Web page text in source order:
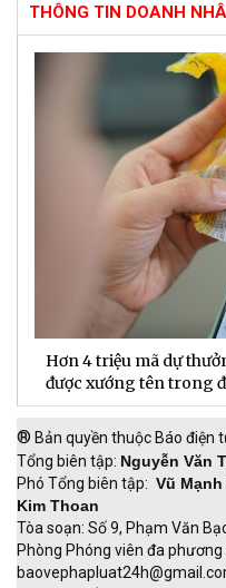
THÔNG TIN DOANH
Hơn 4 triệu mã dự
được xướng tên trong
® Bản quyền thuộc Báo điện
Tổng biên tập: Nguyễn Văn
Phó Tổng biên tập: Vũ
Kim Thoan
Tòa soạn: Số 9, Phạm Văn
Phòng Phóng viên đa